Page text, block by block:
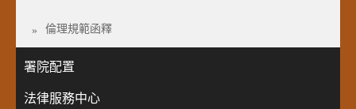
倫理規範函釋
署院配置
法律服務中心